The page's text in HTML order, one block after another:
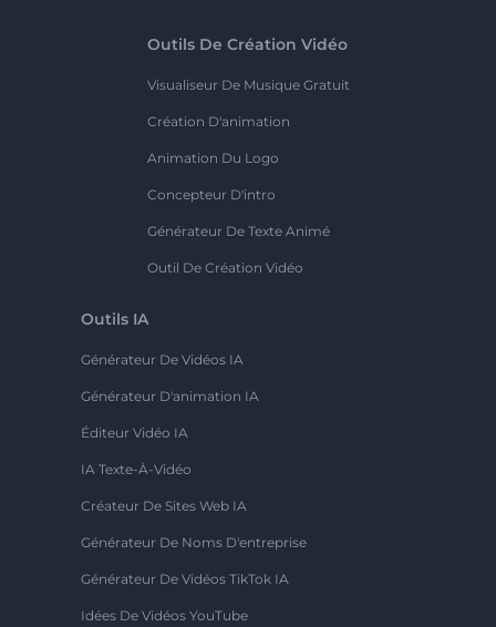
Outils De Création Vidéo
Visualiseur De Musique Gratuit
Création D'animation
Animation Du Logo
Concepteur D'intro
Générateur De Texte Animé
Outil De Création Vidéo
Outils IA
Générateur De Vidéos IA
Générateur D'animation IA
Éditeur Vidéo IA
IA Texte-À-Vidéo
Créateur De Sites Web IA
Générateur De Noms D'entreprise
Générateur De Vidéos TikTok IA
Idées De Vidéos YouTube